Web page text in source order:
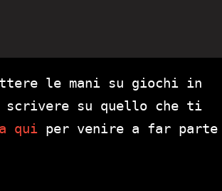
le mani su giochi in
scrivere su quello che ti
qui per venire a far parte